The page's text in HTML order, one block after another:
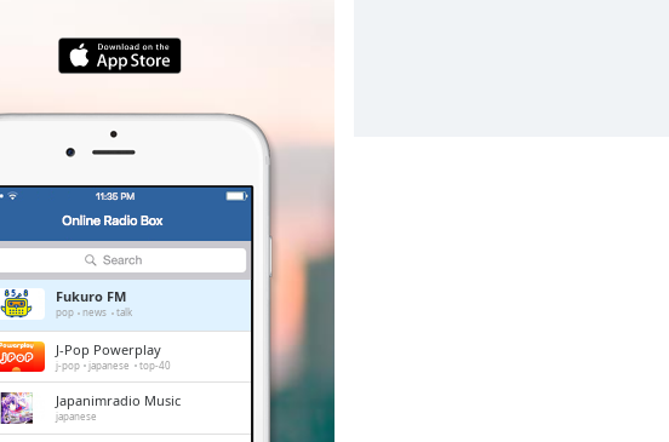
Fukuro FM
pop news talk
J-Pop Powerplay
j-pop japanese top-40
Japanimradio Music
japanese